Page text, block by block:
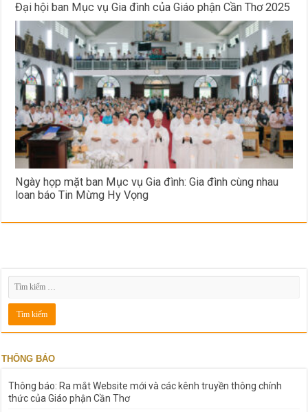
Đại hội ban Mục vụ Gia đình của Giáo phận Cần Thơ 2025
Ngày họp mặt ban Mục vụ Gia đình: Gia đình cùng nhau
loan báo Tin Mừng Hy Vọng
THÔNG BÁO
Thông báo: Ra mắt Website mới và các kênh truyền thông chính
thức của Giáo phận Cần Thơ